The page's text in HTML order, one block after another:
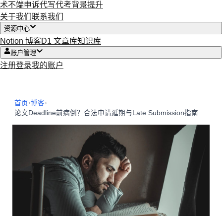
术不端申诉代写代考背景提升
关于我们 联系我们
资源中心
Notion 博客D1 文章库知识库
账户管理
注册登录我的账户
首页 ›博客›
论文Deadline前病倒？合法申请延期与Late Submission指南